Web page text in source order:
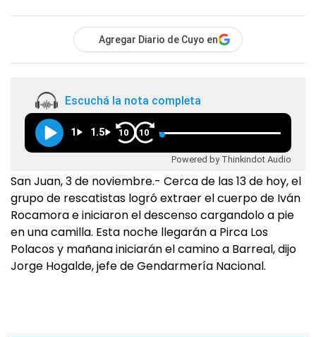
Agregar Diario de Cuyo en
Escuchá la nota completa
1 1.5 10 10
Powered by Thinkindot Audio
San Juan, 3 de noviembre.- Cerca de las 13 de hoy, el
grupo de rescatistas logró extraer el cuerpo de Iván
Rocamora e iniciaron el descenso cargandolo a pie
en una camilla. Esta noche llegarán a Pirca Los
Polacos y mañana iniciarán el camino a Barreal, dijo
Jorge Hogalde, jefe de Gendarmería Nacional.